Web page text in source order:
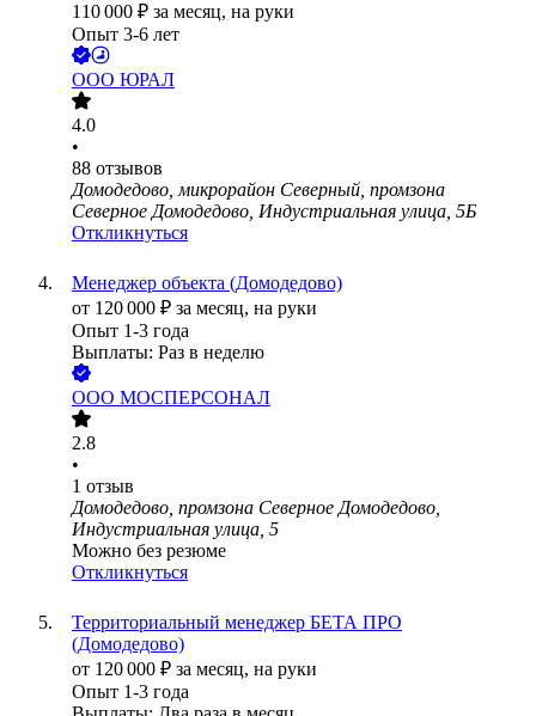
110 000 ₽ за месяц, на руки
Опыт 3-6 лет
ООО ЮРАЛ
4.0
•
88 отзывов
Домодедово, микрорайон Северный, промзона
Северное Домодедово, Индустриальная улица, 5Б
Откликнуться
Менеджер объекта (Домодедово)
от 120 000 ₽ за месяц, на руки
Опыт 1-3 года
Выплаты: Раз в неделю
ООО МОСПЕРСОНАЛ
2.8
•
1 отзыв
Домодедово, промзона Северное Домодедово,
Индустриальная улица, 5
Можно без резюме
Откликнуться
Территориальный менеджер БЕТА ПРО
(Домодедово)
от 120 000 ₽ за месяц, на руки
Опыт 1-3 года